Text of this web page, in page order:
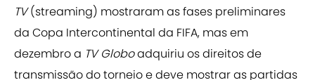
TV(streaming) mostraram as fases preliminares
da Copa Intercontinental da FIFA, mas em
dezembro a TV Globoadquiriu os direitos de
transmissão do torneio e deve mostrar as partidas